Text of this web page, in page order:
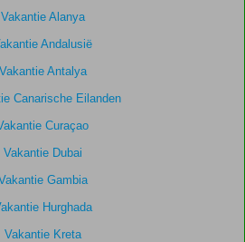
Vakantie Alanya
Andalusië
Vakantie Antalya
Canarische Eilanden
Curaçao
Vakantie Dubai
Gambia
Hurghada
Vakantie Kreta